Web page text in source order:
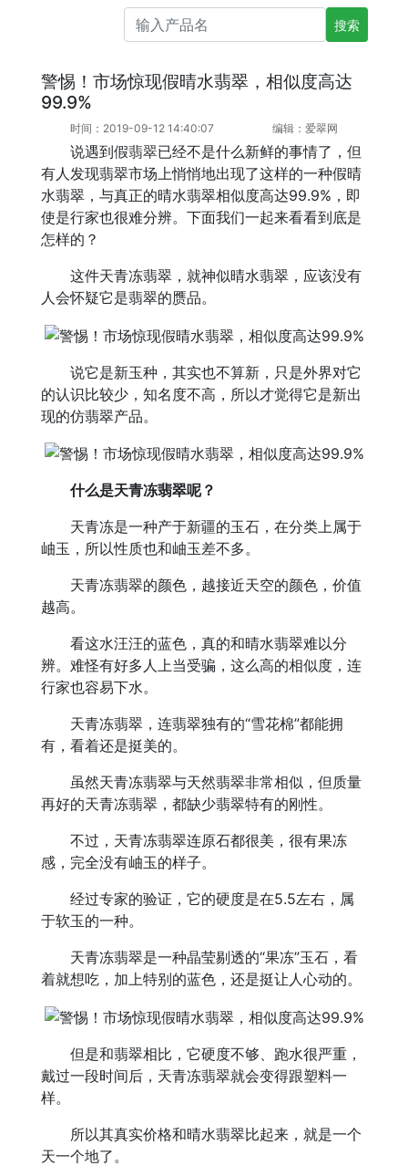
搜索产品名
警惕！市场惊现假晴水翡翠，相似度高达
99.9%
时间：2019-09-12 14:40:07 编辑：爱翠网
说遇到假翡翠已经不是什么新鲜的事情了，但
有人发现翡翠市场上悄悄地出现了这样的一种假晴
水翡翠，与真正的晴水翡翠相似度高达99.9%，即
使是行家也很难分辨。下面我们一起来看看到底是
怎样的？
这件天青冻翡翠，就神似晴水翡翠，应该没有
人会怀疑它是翡翠的赝品。
说它是新玉种，其实也不算新，只是外界对它
的认识比较少，知名度不高，所以才觉得它是新出
现的仿翡翠产品。
什么是天青冻翡翠呢？
天青冻是一种产于新疆的玉石，在分类上属于
岫玉，所以性质也和岫玉差不多。
天青冻翡翠的颜色，越接近天空的颜色，价值
越高。
看这水汪汪的蓝色，真的和晴水翡翠难以分
辨。难怪有好多人上当受骗，这么高的相似度，连
行家也容易下水。
天青冻翡翠，连翡翠独有的“雪花棉”都能拥
有，看着还是挺美的。
虽然天青冻翡翠与天然翡翠非常相似，但质量
再好的天青冻翡翠，都缺少翡翠特有的刚性。
不过，天青冻翡翠连原石都很美，很有果冻
感，完全没有岫玉的样子。
经过专家的验证，它的硬度是在5.5左右，属
于软玉的一种。
天青冻翡翠是一种晶莹剔透的“果冻”玉石，看
着就想吃，加上特别的蓝色，还是挺让人心动的。
但是和翡翠相比，它硬度不够、跑水很严重，
戴过一段时间后，天青冻翡翠就会变得跟塑料一
样。
所以其真实价格和晴水翡翠比起来，就是一个
天一个地了。